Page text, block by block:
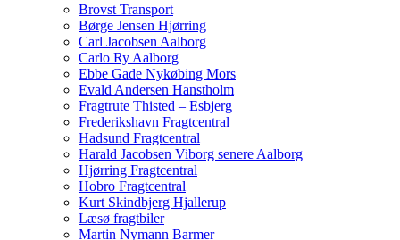
Brovst Transport
Børge Jensen Hjørring
Carl Jacobsen Aalborg
Carlo Ry Aalborg
Ebbe Gade Nykøbing Mors
Evald Andersen Hanstholm
Fragtrute Thisted – Esbjerg
Frederikshavn Fragtcentral
Hadsund Fragtcentral
Harald Jacobsen Viborg senere Aalborg
Hjørring Fragtcentral
Hobro Fragtcentral
Kurt Skindbjerg Hjallerup
Læsø fragtbiler
Martin Nymann Barmer